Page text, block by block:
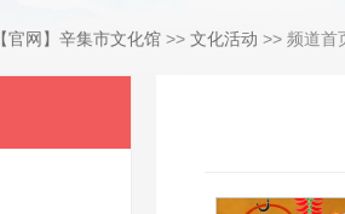
【官网】辛集市文化馆 >> 文化活动 >> 频道首